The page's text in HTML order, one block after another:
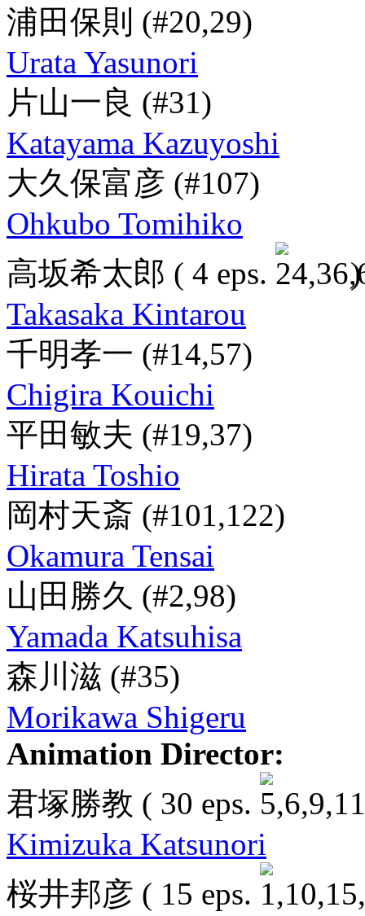
浦田保則 (#20,29)
Urata Yasunori
片山一良 (#31)
Katayama Kazuyoshi
大久保富彦 (#107)
Ohkubo Tomihiko
高坂希太郎 ( 4 eps.
)
Takasaka Kintarou
千明孝一 (#14,57)
Chigira Kouichi
平田敏夫 (#19,37)
Hirata Toshio
岡村天斎 (#101,122)
Okamura Tensai
山田勝久 (#2,98)
Yamada Katsuhisa
森川滋 (#35)
Morikawa Shigeru
Animation Director:
君塚勝教 ( 30 eps.
Kimizuka Katsunori
桜井邦彦 ( 15 eps.